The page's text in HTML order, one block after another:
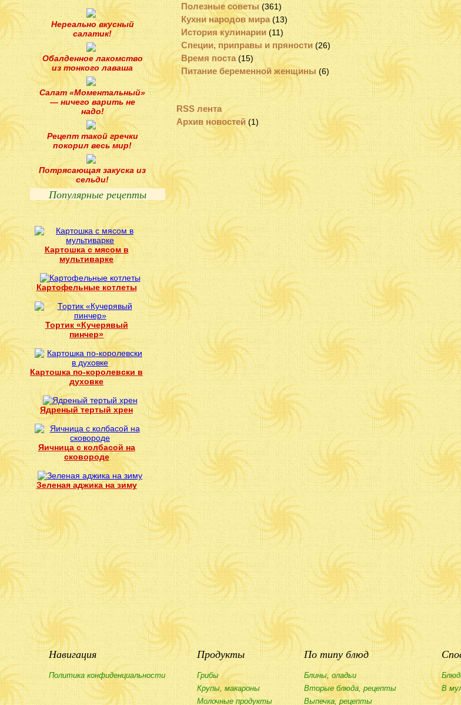
Нереально вкусный
салатик!
Обалденное лакомство
из тонкого лаваша
Салат «Моментальный»
— ничего варить не
надо!
Рецепт такой гречки
покорил весь мир!
Потрясающая закуска из
сельди!
Популярные рецепты
Картошка с мясом в
мультиварке
Картофельные котлеты
Тортик «Кучерявый
пинчер»
Картошка по-королевски в
духовке
Ядреный тертый хрен
Яичница с колбасой на
сковороде
Зеленая аджика на зиму
Полезные советы(361)
Кухни народов мира(13)
История кулинарии(11)
Специи, приправы и пряности(26)
Время поста(15)
Питание беременной женщины (6)
RSS лента
Архив новостей (1)
Навигация
Политика конфиденциальности
Продукты
Грибы
Крупы, макароны
Молочные продукты
По типу блюд
Блины, оладьи
Вторые блюда, рецепты
Выпечка, рецепты
В